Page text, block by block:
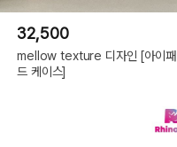
32,500
mellow texture 디자인 [아이패
드 케이스]